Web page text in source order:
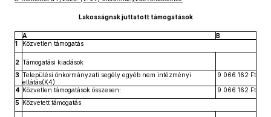
Lakosságnak juttatott támogatások
A
B
1
Közvetlen támogatás
2 Támogatási kiadások
3 Települési önkormányzati segély egyéb nem intézményi
ellátás(K4)
9 066 162 Ft
4 Közvetlen támogatások összesen:
9 066 162 Ft
5 Közvetett támogatás